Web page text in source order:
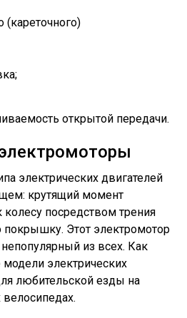
(кареточного)
открытой передачи.
электрических двигателей
крутящий момент
колесу посредством трения
покрышку. Этот электромотор
из всех. Как
электрических
любительской езды на
велосипедах.